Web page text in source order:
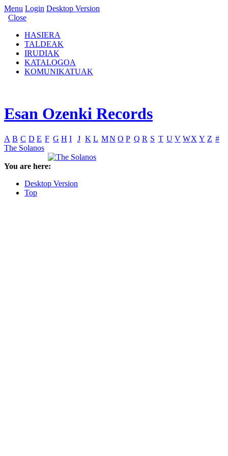
Menu Login Desktop Version
Close
HASIERA
TALDEAK
IRUDIAK
KATALOGOA
KOMUNIKATUAK
Esan Ozenki Records
A B C D E F G H I J K L MN O P Q R S T U V WX Y Z #
The Solanos
You are here:
Desktop Version
Top